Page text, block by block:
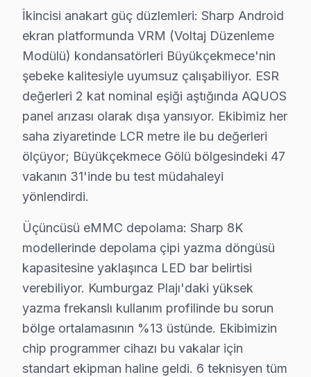
Dördüncü faktör — Parça temini: Stokta hazır bu
Büyükçekmece'de bu marka servis tercihinde güven,
İkinci taahhüt — Garanti kapsamı: İşçilik 6 ay, orijinal
Beşinci taahhüt — Bölge eşitliği: Büyükçekmece
Büyükçekmece'deki iklim koşulları ile bu cihaz LED
Sıcaklık-arıza ilişkisinde ise iki kritik eşik var. 28°C
Büyükçekmece'de bu iklim-arıza korelasyonu stok
Büyükçekmece'deki bu cihaz müşteri yolculuğunu
İkinci temas — İlk iletişim: Telefon veya mesaj yoluyla
Üçüncü temas — Saha müdahalesi: Büyükçekmece
Dördüncü temas — Teslim sonrası: Garanti belgesi +
Büyükçekmece'de bu cihaz televizyon bakım ve
İkincisi anakart güç düzlemleri: söz konusu model
Üçüncüsü eMMC depolama: Sharp 8K modellerinde
Büyükçekmece servis lojistiği, ilçenin Avrupa
İkinci katman — Orta kuşak: Kumburgaz Plajı ve
Üçüncü katman — Dış mahalleler: Kültür Merkezi ve
İkincisi anakart güç düzlemleri: Sharp Android
ekran platformunda VRM (Voltaj Düzenleme
Modülü) kondansatörleri Büyükçekmece'nin
şebeke kalitesiyle uyumsuz çalışabiliyor. ESR
değerleri 2 kat nominal eşiği aştığında AQUOS
panel arızası olarak dışa yansıyor. Ekibimiz her
saha ziyaretinde LCR metre ile bu değerleri
ölçüyor; Büyükçekmece Gölü bölgesindeki 47
vakanın 31'inde bu test müdahaleyi
yönlendirdi.
Üçüncüsü eMMC depolama: Sharp 8K
modellerinde depolama çipi yazma döngüsü
kapasitesine yaklaşınca LED bar belirtisi
verebiliyor. Kumburgaz Plajı'daki yüksek
yazma frekanslı kullanım profilinde bu sorun
bölge ortalamasının %13 üstünde. Ekibimizin
chip programmer cihazı bu vakalar için
standart ekipman haline geldi. 6 teknisyen tüm